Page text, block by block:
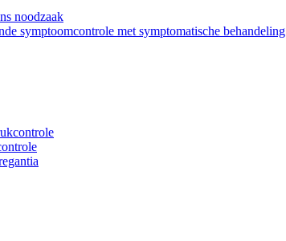
noodzaak
symptoomcontrole met symptomatische behandeling